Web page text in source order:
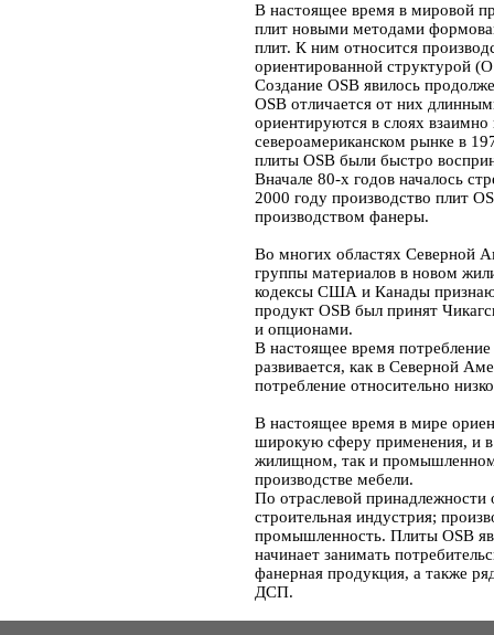
В настоящее время в мировой
плит новыми методами
плит. К ним относится
ориентированной структурой
Создание OSB явилось
OSB отличается от них
ориентируются в слоях
североамериканском рынке в
плиты OSB были быстро
Вначале 80-х годов началось
2000 году производство плит
производством фанеры.
Во многих областях Северной
группы материалов в новом
кодексы США и Канады
продукт OSB был принят
и опционами.
В настоящее время
развивается, как в Северной
потребление относительно
В настоящее время в мире
широкую сферу применения, и в
жилищном, так и промышленном
производстве мебели.
По отраслевой
строительная индустрия;
промышленность. Плиты OSB
начинает занимать
фанерная продукция, а также
ДСП.